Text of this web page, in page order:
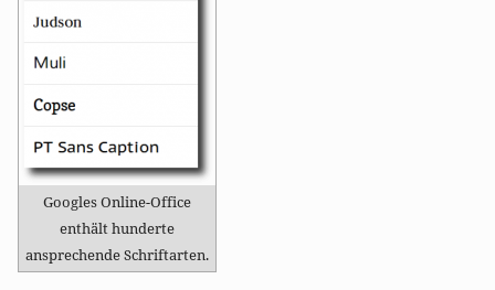
Googles Online-Office
enthält hunderte
ansprechende Schriftarten.